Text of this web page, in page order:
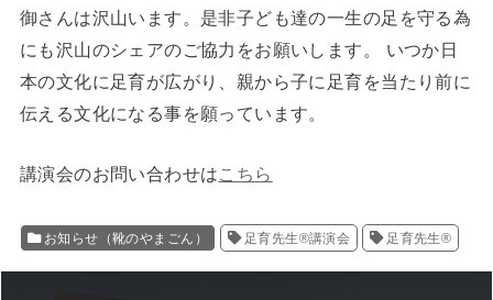
御さんは沢山います。是非子ども達の一生の足を守る為
にも沢山のシェアのご協力をお願いします。 いつか日
本の文化に足育が広がり、親から子に足育を当たり前に
伝える文化になる事を願っています。
講演会のお問い合わせはこちら
お知らせ（靴のやまごん） 足育先生®講演会 足育先生®